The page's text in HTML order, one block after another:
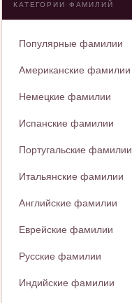
КАТЕГОРИИ ФАМИЛИЙ
Популярные фамилии
Американские фамилии
Немецкие фамилии
Испанские фамилии
Португальские фамилии
Итальянские фамилии
Английские фамилии
Еврейские фамилии
Русские фамилии
Индийские фамилии